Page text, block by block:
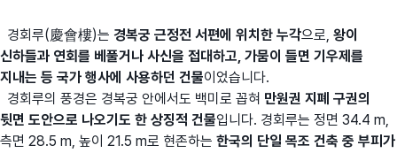
경회루(慶會樓)는 경복궁 근정전 서편에 위치한 누각으로, 왕이
신하들과 연회를 베풀거나 사신을 접대하고, 가뭄이 들면 기우제를
지내는 등 국가 행사에 사용하던 건물이었습니다.
경회루의 풍경은 경복궁 안에서도 백미로 꼽혀 만원권 지폐 구권의
뒷면 도안으로 나오기도 한 상징적 건물입니다. 경회루는 정면 34.4 m,
측면 28.5 m, 높이 21.5 m로 현존하는 한국의 단일 목조 건축 중 부피가